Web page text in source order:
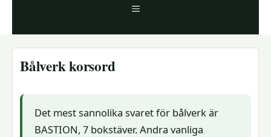
MENY
Bålverk korsord
Det mest sannolika svaret för bålverk är
BASTION, 7 bokstäver. Andra vanliga